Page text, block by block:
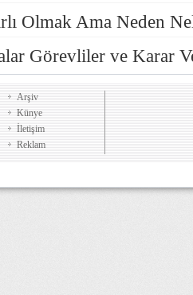
Olmak Ama Neden
Görevliler ve Karar
Arşiv
Künye
İletişim
Reklam